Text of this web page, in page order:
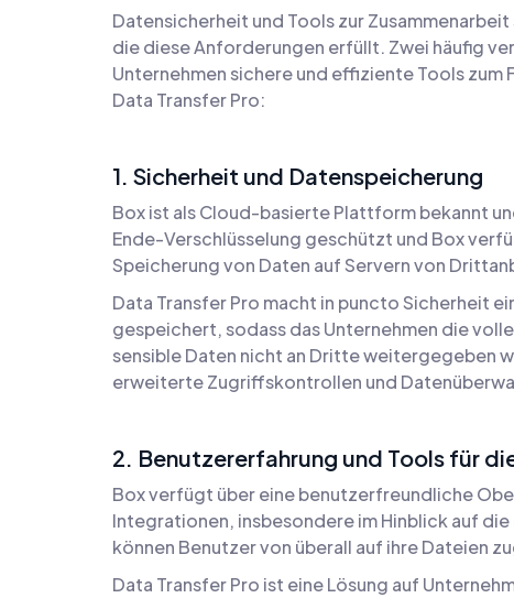
Datensicherheit und Tools zur
die diese Anforderungen erfüllt. Zwei häufig
Unternehmen sichere und effiziente Tools
Data Transfer Pro:
1. Sicherheit und Datenspeicherung
Box ist als Cloud-basierte Plattform bekannt
Ende-Verschlüsselung geschützt und Box
Speicherung von Daten auf Servern von
Data Transfer Pro macht in puncto Sicherheit
gespeichert, sodass das Unternehmen die
sensible Daten nicht an Dritte weitergegeben
erweiterte Zugriffskontrollen und
2. Benutzererfahrung und Tools für
Box verfügt über eine benutzerfreundliche
Integrationen, insbesondere im Hinblick auf
können Benutzer von überall auf ihre Dateien
Data Transfer Pro ist eine Lösung auf